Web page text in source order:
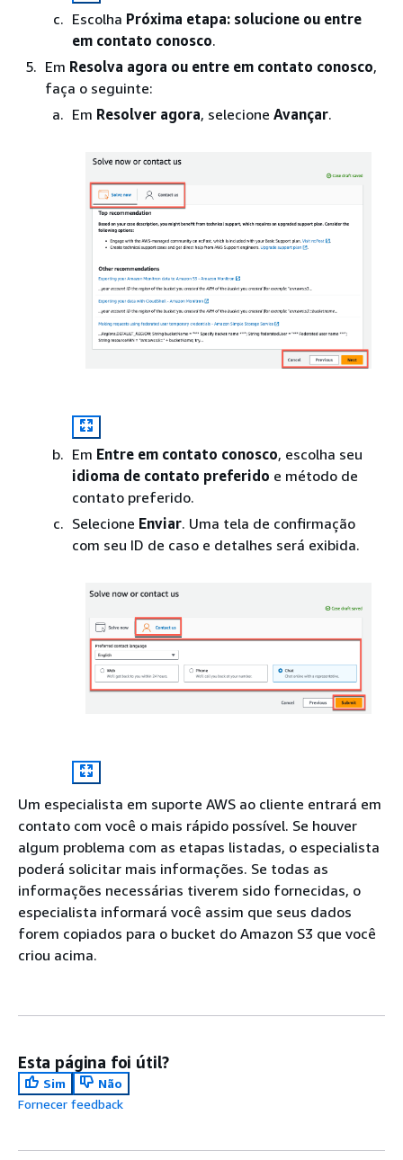
Escolha Próxima etapa: solucione ou entre
em contato conosco.
Em Resolva agora ou entre em contato conosco,
faça o seguinte:
Em Resolver agora, selecione Avançar.
Em Entre em contato conosco, escolha seu
idioma de contato preferido e método de
contato preferido.
Selecione Enviar. Uma tela de confirmação
com seu ID de caso e detalhes será exibida.
Um especialista em suporte AWS ao cliente entrará em
contato com você o mais rápido possível. Se houver
algum problema com as etapas listadas, o especialista
poderá solicitar mais informações. Se todas as
informações necessárias tiverem sido fornecidas, o
especialista informará você assim que seus dados
forem copiados para o bucket do Amazon S3 que você
criou acima.
Esta página foi útil?
Sim
Não
Fornecer feedback